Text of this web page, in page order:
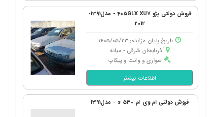
فروش دولتی پژو 405GLX XU7 - مدل1391-
2012
تاریخ پایان مزایده: 1405/05/23
آذربایجان شرقی - میانه
سواری و وانت و پیکاپ
اطلاعات بیشتر
فروش دولتی ام وی ام s 530 - مدل1391